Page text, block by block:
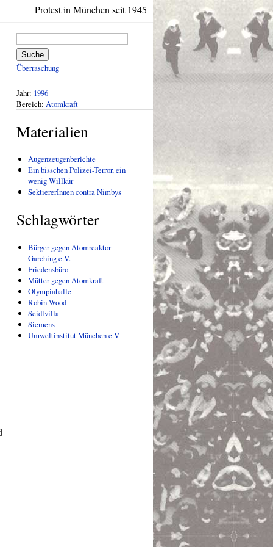
Protest in München seit 1945
Suche
Überraschung
Jahr: 1996
Bereich: Atomkraft
Materialien
Augenzeugenberichte
Ein bisschen Polizei-Terror, ein
wenig Willkür
SektiererInnen contra Nimbys
Schlagwörter
Bürger gegen Atomreaktor
Garching e.V.
Friedensbüro
Mütter gegen Atomkraft
Olympiahalle
Robin Wood
Seidlvilla
Siemens
Umweltinstitut München e.V